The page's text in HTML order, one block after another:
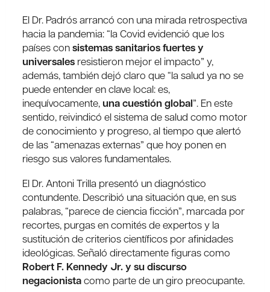
El Dr. Padrós arrancó con una mirada retrospectiva
hacia la pandemia: “la Covid evidenció que los
países consistemas sanitarios fuertes y
universales resistieron mejor el impacto” y,
además, también dejó claro que “la salud ya no se
puede entender en clave local: es,
inequívocamente, una cuestión global”. En este
sentido, reivindicó el sistema de salud como motor
de conocimiento y progreso, al tiempo que alertó
de las “amenazas externas” que hoy ponen en
riesgo sus valores fundamentales.
El Dr. Antoni Trilla presentó un diagnóstico
contundente. Describió una situación que, en sus
palabras, “parece de ciencia ficción”, marcada por
recortes, purgas en comités de expertos y la
sustitución de criterios científicos por afinidades
ideológicas. Señaló directamente figuras como
Robert F. Kennedy Jr. y su discurso
negacionistacomo parte de un giro preocupante.